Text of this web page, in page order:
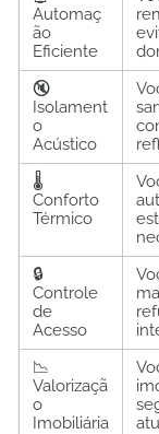
Automaç
ão
Eficiente
🔇
Isolament
o
Acústico
🌡️
Conforto
Térmico
🔒
Controle
de
Acesso
📉
Valorizaçã
o
Imobiliária